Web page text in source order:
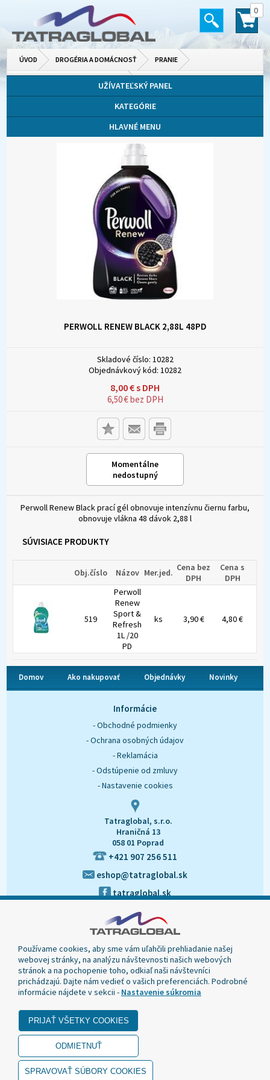
0
ÚVOD DROGÉRIA A DOMÁCNOSŤ PRANIE
PRÁŠKY, GÉLY, KAPSULE NA PRANIEUŽÍVATEĽSKÝ PANEL
KATEGÓRIE
HLAVNÉ MENU
PERWOLL RENEW BLACK 2,88L 48PD
Skladové číslo: 10282
Objednávkový kód: 10282
8,00€s DPH
6,50€bez DPH
Momentálne
nedostupný
Perwoll Renew Black prací gél obnovuje intenzívnu čiernu farbu,
obnovuje vlákna 48 dávok 2,88 l
SÚVISIACE PRODUKTY
Obj.číslo Názov Mer.jed. Cena bez
DPH
Cena s
DPH
519
Perwoll
Renew
Sport &
Refresh
1L /20
PD
ks 3,90 € 4,80 €
Domov Ako nakupovať Objednávky Novinky
Informácie
- Obchodné podmienky
- Ochrana osobných údajov
- Reklamácia
- Odstúpenie od zmluvy
- Nastavenie cookies
Tatraglobal, s.r.o.
Hraničná 13
058 01 Poprad
+421 907 256 511
eshop@tatraglobal.sk
tatraglobal.sk
© 2020 Tatraglobal, Všetky práva vyhradené.
Dizajn navrhol a naprogramoval Elall, spol. s r. o. -
Používame cookies, aby sme vám uľahčili prehliadanie našej
webovej stránky, na analýzu návštevnosti našich webových
stránok a na pochopenie toho, odkiaľ naši návštevníci
prichádzajú. Dajte nám vedieť o vašich preferenciách. Podrobné
informácie nájdete v sekcii - Nastavenie súkromia